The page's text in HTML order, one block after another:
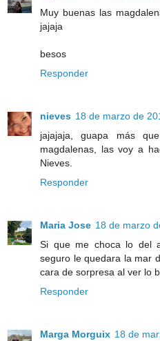
Muy buenas las
jajaja
besos
Responder
nieves 18 de marzo de
jajajaja, guapa más
magdalenas, las voy a
Nieves.
Responder
Maria Jose 18 de marzo
Si que me choca lo del
seguro le quedara la mar
cara de sorpresa al ver lo
Responder
Marga Morguix 18 de